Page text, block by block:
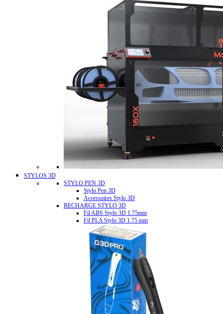
STYLOS 3D
STYLO PEN 3D
Stylo Pen 3D
Accessoires Stylo 3D
RECHARGE STYLO 3D
Fil ABS Stylo 3D 1.75mm
Fil PLA Stylo 3D 1.75 mm